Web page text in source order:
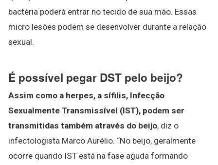
bactéria poderá entrar no tecido de sua mão. Essas
micro lesões podem se desenvolver durante a relação
sexual.
É possível pegar DST pelo beijo?
Assim como a herpes, a sífilis, Infecção
Sexualmente Transmissível (IST), podem ser
transmitidas também através do beijo, diz o
infectologista Marco Aurélio. “No beijo, geralmente
ocorre quando IST está na fase aguda formando